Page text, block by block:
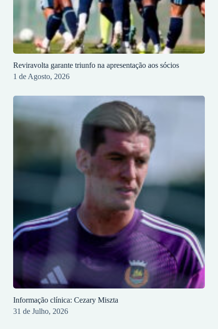
Reviravolta garante triunfo na apresentação aos sócios
1 de Agosto, 2026
Informação clínica: Cezary Miszta
31 de Julho, 2026